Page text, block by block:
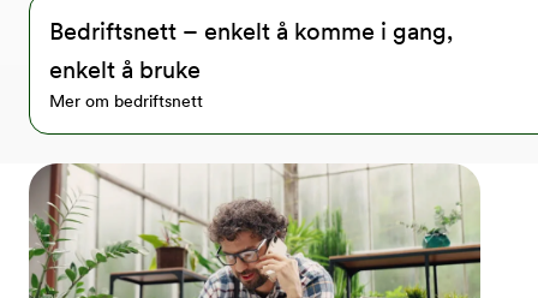
Bedriftsnett – enkelt å komme i gang,
enkelt å bruke
Mer om bedriftsnett